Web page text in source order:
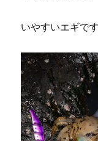
いやすいエギです